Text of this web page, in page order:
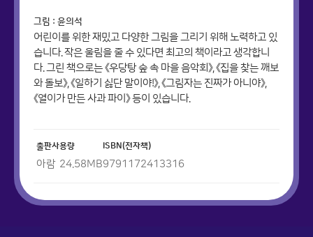
그림 : 윤의석
어린이를 위한 재밌고 다양한 그림을 그리기 위해 노력하고 있
습니다. 작은 울림을 줄 수 있다면 최고의 책이라고 생각합니
다. 그린 책으로는 《우당탕 숲 속 마을 음악회》, 《집을 찾는 깨보
와 돌보》, 《일하기 싫단 말이야!》, 《그림자는 진짜가 아니야》,
《열이가 만든 사과 파이》 등이 있습니다.
출판사
아람
용량
24.58MB
ISBN(전자책)
9791172413316